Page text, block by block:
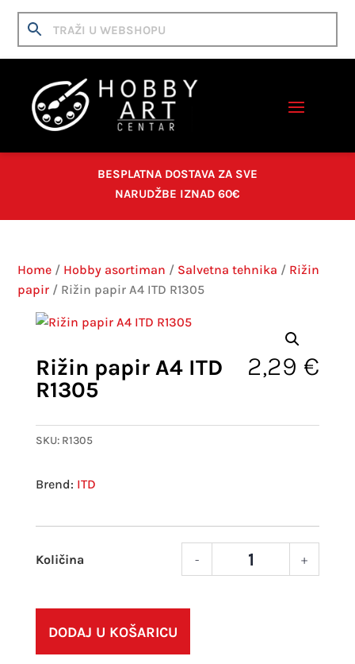
BESPLATNA DOSTAVA ZA SVE
NARUDŽBE IZNAD 60€
Home / Hobby asortiman / Salvetna tehnika / Rižin
papir / Rižin papir A4 ITD R1305
Rižin papir A4 ITD
R1305
2,29 €
SKU: R1305
ITD
- +
DODAJ U KOŠARICU